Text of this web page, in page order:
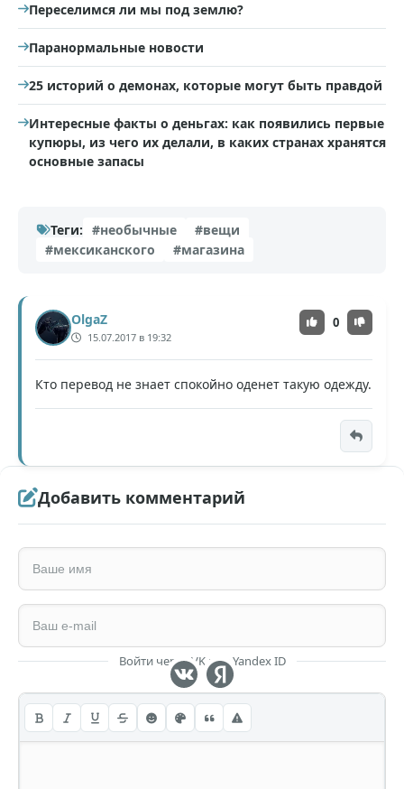
Переселимся ли мы под землю?
Паранормальные новости
25 историй о демонах, которые могут быть правдой
Интересные факты о деньгах: как появились первые
купюры, из чего их делали, в каких странах хранятся
основные запасы
Теги: #необычные
#вещи
#мексиканского
#магазина
OlgaZ
15.07.2017 в 19:32
0
Кто перевод не знает спокойно оденет такую одежду.
Добавить комментарий
Войти через VK или Yandex ID